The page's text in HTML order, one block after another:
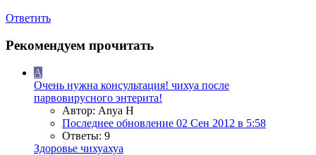
Ответить
Рекомендуем прочитать
A
Очень нужна консультация! чихуа после
парвовирусного энтерита!
Автор: Anya H
Последнее обновление 02 Сен 2012 в 5:58
Ответы: 9
Здоровье чихуахуа